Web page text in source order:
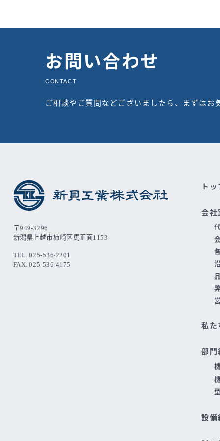
お問い合わせ
CONTACT
ご相談やご質問などございましたら、まずはお
〒949-3296
新潟県上越市柿崎区馬正面1153
TEL. 025-536-2201
FAX. 025-536-4175
ト
会
私
部
設